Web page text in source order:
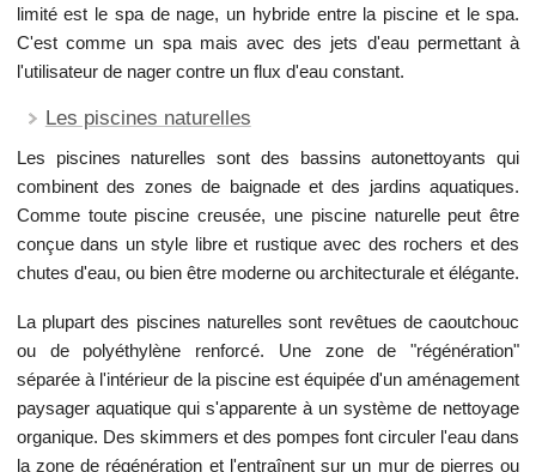
limité est le spa de nage, un hybride entre la piscine et le spa.
C'est comme un spa mais avec des jets d'eau permettant à
l'utilisateur de nager contre un flux d'eau constant.
Les piscines naturelles
Les piscines naturelles sont des bassins autonettoyants qui
combinent des zones de baignade et des jardins aquatiques.
Comme toute piscine creusée, une piscine naturelle peut être
conçue dans un style libre et rustique avec des rochers et des
chutes d'eau, ou bien être moderne ou architecturale et élégante.
La plupart des piscines naturelles sont revêtues de caoutchouc
ou de polyéthylène renforcé. Une zone de "régénération"
séparée à l'intérieur de la piscine est équipée d'un aménagement
paysager aquatique qui s'apparente à un système de nettoyage
organique. Des skimmers et des pompes font circuler l'eau dans
la zone de régénération et l'entraînent sur un mur de pierres ou